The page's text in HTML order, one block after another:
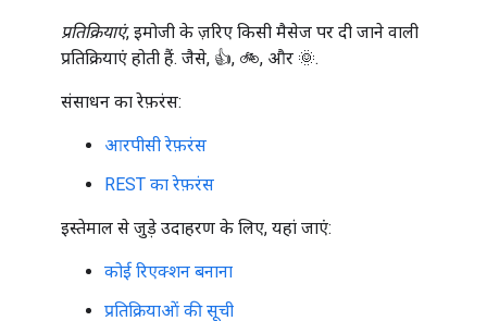
प्रतिक्रियाएं, इमोजी के ज़रिए किसी मैसेज पर दी जाने वाली
प्रतिक्रियाएं होती हैं. जैसे, 👍, 🚲, और 🌞.
संसाधन का रेफ़रंस:
आरपीसी रेफ़रंस
REST का रेफ़रंस
इस्तेमाल से जुड़े उदाहरण के लिए, यहां जाएं:
कोई रिएक्शन बनाना
प्रतिक्रियाओं की सूची